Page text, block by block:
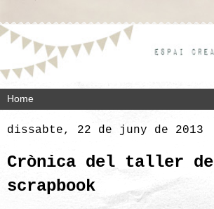
dissabte, 22 de juny de 2013
Crònica del taller de
scrapbook